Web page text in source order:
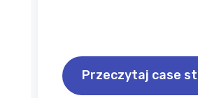
Przeczytaj case